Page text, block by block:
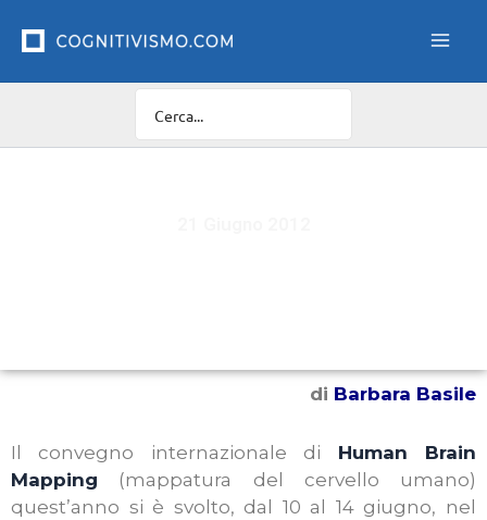
di Barbara Basile
Il convegno internazionale di Human Brain
Mapping (mappatura del cervello umano)
quest’anno si è svolto, dal 10 al 14 giugno, nel